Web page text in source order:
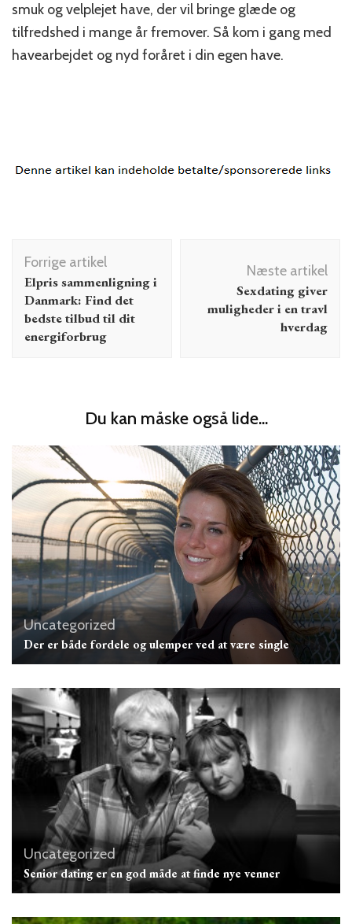
smuk og velplejet have, der vil bringe glæde og
tilfredshed i mange år fremover. Så kom i gang med
havearbejdet og nyd foråret i din egen have.
Indlægsnavigation
Forrige artikel
Elpris sammenligning i
Danmark: Find det
bedste tilbud til dit
energiforbrug
Næste artikel
Sexdating giver
muligheder i en travl
hverdag
Du kan måske også lide...
Uncategorized
Der er både fordele og ulemper ved at være single
Uncategorized
Senior dating er en god måde at finde nye venner